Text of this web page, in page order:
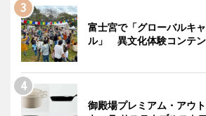
富士宮で「グローバルキ
ル」 異文化体験コンテ
御殿場プレミアム・アウ